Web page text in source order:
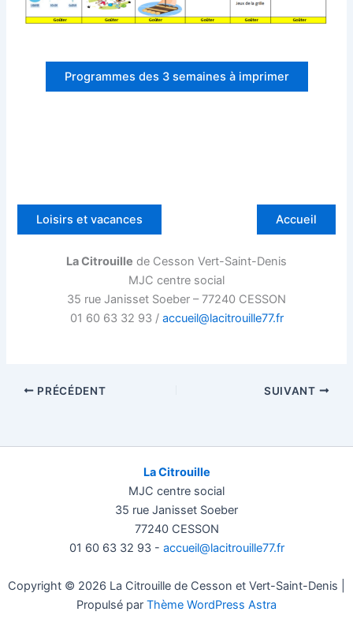
Programmes des 3 semaines à imprimer
Loisirs et vacances Accueil
La Citrouille de Cesson Vert-Saint-Denis
MJC centre social
35 rue Janisset Soeber – 77240 CESSON
01 60 63 32 93 / accueil@lacitrouille77.fr
PRÉCÉDENT SUIVANT
La Citrouille
MJC centre social
35 rue Janisset Soeber
77240 CESSON
01 60 63 32 93 - accueil@lacitrouille77.fr
Copyright © 2026 La Citrouille de Cesson et Vert-Saint-Denis |
Propulsé par Thème WordPress Astra